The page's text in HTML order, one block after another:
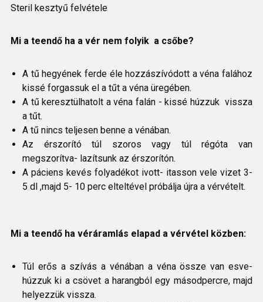
Steril kesztyű felvétele
Mi a teendő ha a vér nem folyik a csőbe?
A tű hegyének ferde éle hozzászívódott a véna falához
kissé forgassuk el a tűt a véna üregében.
A tű keresztülhatolt a véna falán - kissé húzzuk vissza
a tűt.
A tű nincs teljesen benne a vénában.
Az érszorító túl szoros vagy túl régóta van
megszorítva- lazítsunk az érszorítón.
A páciens kevés folyadékot ivott- itasson vele vizet 3-
5 dl ,majd 5- 10 perc elteltével próbálja újra a vérvételt.
Mi a teendő ha véráramlás elapad a vérvétel közben:
Túl erős a szívás a vénában a véna össze van esve-
húzzuk ki a csövet a harangból egy másodpercre, majd
helyezzük vissza.